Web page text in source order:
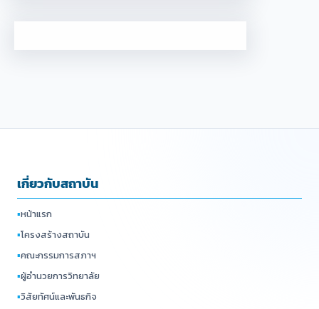
เกี่ยวกับสถาบัน
▪หน้าแรก
▪โครงสร้างสถาบัน
▪คณะกรรมการสภาฯ
▪ผู้อำนวยการวิทยาลัย
▪วิสัยทัศน์และพันธกิจ